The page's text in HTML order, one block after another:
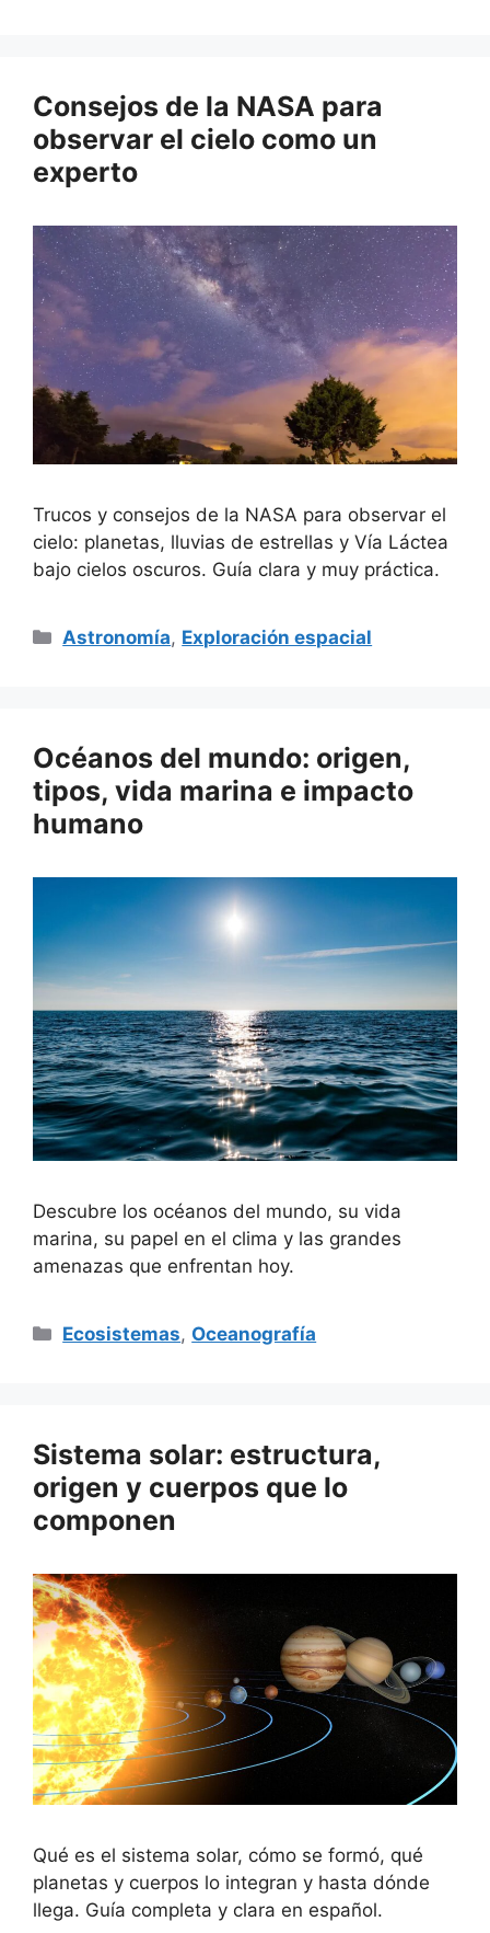
Consejos de la NASA para
observar el cielo como un
experto
Trucos y consejos de la NASA para observar el
cielo: planetas, lluvias de estrellas y Vía Láctea
bajo cielos oscuros. Guía clara y muy práctica.
Categorías
Astronomía, Exploración espacial
Océanos del mundo: origen,
tipos, vida marina e impacto
humano
Descubre los océanos del mundo, su vida
marina, su papel en el clima y las grandes
amenazas que enfrentan hoy.
Categorías
Ecosistemas, Oceanografía
Sistema solar: estructura,
origen y cuerpos que lo
componen
Qué es el sistema solar, cómo se formó, qué
planetas y cuerpos lo integran y hasta dónde
llega. Guía completa y clara en español.